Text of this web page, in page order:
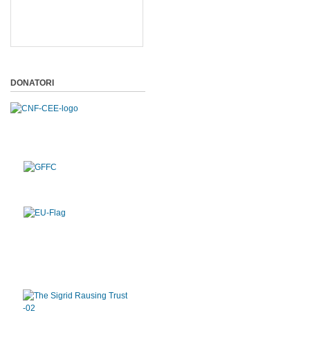
DONATORI